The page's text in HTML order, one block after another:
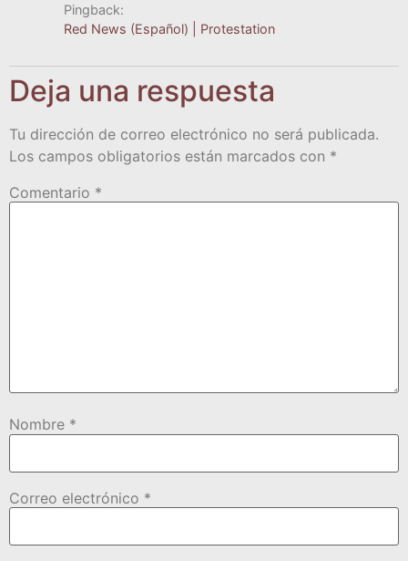
Pingback:
Red News (Español) | Protestation
Deja una respuesta
Tu dirección de correo electrónico no será publicada.
Los campos obligatorios están marcados con *
Comentario *
Nombre *
Correo electrónico *